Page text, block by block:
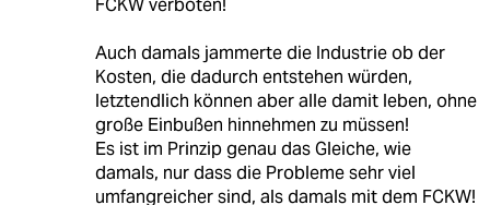
Auch damals jammerte die Industrie ob der
Kosten, die dadurch entstehen würden,
letztendlich können aber alle damit leben, ohne
große Einbußen hinnehmen zu müssen!
Es ist im Prinzip genau das Gleiche, wie
damals, nur dass die Probleme sehr viel
umfangreicher sind, als damals mit dem FCKW!